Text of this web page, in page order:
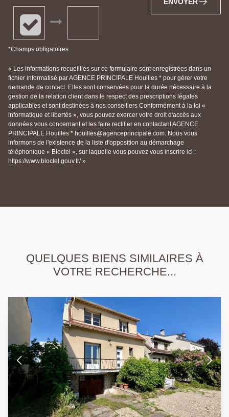
*Champs obligatoires
« Les informations recueillies sur ce formulaire sont enregistrées dans un
fichier informatisé par AGENCE PRINCIPALE Houilles * pour gérer votre
demande de contact. Elles sont conservées pour la durée nécessaire à la
gestion de la relation client dans le respect des prescriptions légales
applicables et sont destinées à nos conseillers Conformément à la loi «
informatique et libertés », vous pouvez exercer votre droit d'accès aux
données vous concernant et les faire rectifier en contactant AGENCE
PRINCIPALE Houilles * houilles@agenceprincipale.com. Nous vous
informons de l'existence de la liste d'opposition au démarchage
téléphonique « Bloctel », sur laquelle vous pouvez vous inscrire ici :
https://www.bloctel.gouv.fr/ »
QUELQUES BIENS SIMILAIRES À
VOTRE RECHERCHE...